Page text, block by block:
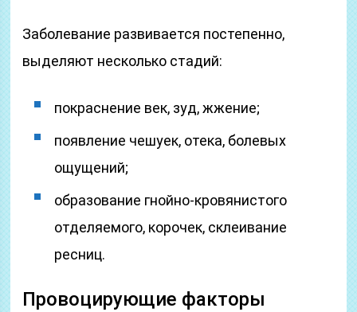
Заболевание развивается постепенно,
выделяют несколько стадий:
покраснение век, зуд, жжение;
появление чешуек, отека, болевых
ощущений;
образование гнойно-кровянистого
отделяемого, корочек, склеивание
ресниц.
Провоцирующие факторы